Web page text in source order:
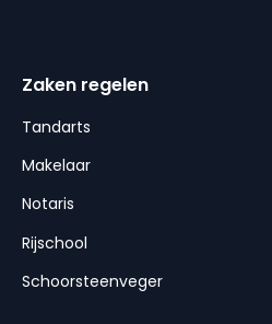
Zaken regelen
Tandarts
Makelaar
Notaris
Rijschool
Schoorsteenveger